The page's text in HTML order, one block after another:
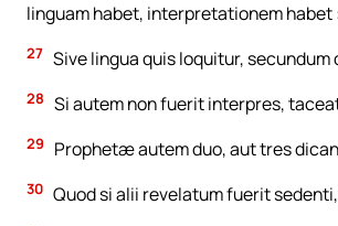
linguam habet, interpretationem
27 Sive lingua quis loquitur,
28 Si autem non fuerit interpres,
29 Prophetæ autem duo, aut tres
30 Quod si alii revelatum fuerit